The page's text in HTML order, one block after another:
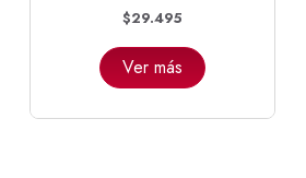
$29.495
Ver más